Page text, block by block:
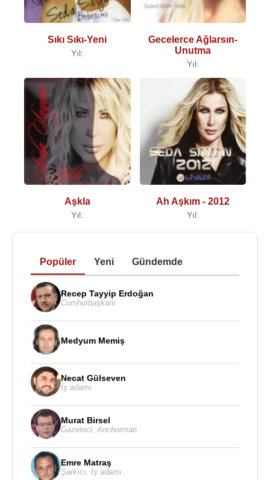
Sıkı Sıkı-Yeni
Yıl:
Gecelerce Ağlarsın-
Unutma
Yıl:
Aşkla
Yıl:
Ah Aşkım - 2012
Yıl:
Popüler Yeni Gündemde
Recep Tayyip Erdoğan
Cumhurbaşkanı
Medyum Memiş
Necat Gülseven
İş adamı
Murat Birsel
Gazeteci,Anchorman
Emre Matraş
Şarkıcı, İş adamı